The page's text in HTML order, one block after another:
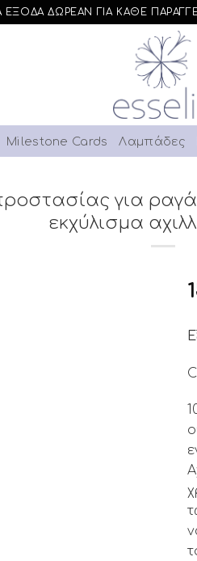
ΕΞΟΔΑ ΔΩΡΕΑΝ ΓΙΑ ΚΑΘΕ
Milestone Cards Λαμπάδες
για
εκχύλισμα